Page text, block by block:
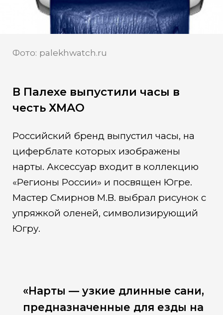
Фото: palekhwatch.ru
В Палехе выпустили часы в
честь ХМАО
Российский бренд выпустил часы, на
циферблате которых изображены
нарты. Аксессуар входит в коллекцию
«Регионы России» и посвящен Югре.
Мастер Смирнов М.В. выбрал рисунок с
упряжкой оленей, символизирующий
Югру.
«Нарты — узкие длинные сани,
предназначенные для езды на